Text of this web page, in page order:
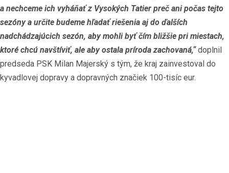
a nechceme ich vyháňať z Vysokých Tatier preč ani počas tejto
sezóny a určite budeme hľadať riešenia aj do ďalších
nadchádzajúcich sezón, aby mohli byť čím bližšie pri miestach,
ktoré chcú navštíviť, ale aby ostala príroda zachovaná,“doplnil
predseda PSK Milan Majerský s tým, že kraj zainvestoval do
kyvadlovej dopravy a dopravných značiek 100-tisíc eur.